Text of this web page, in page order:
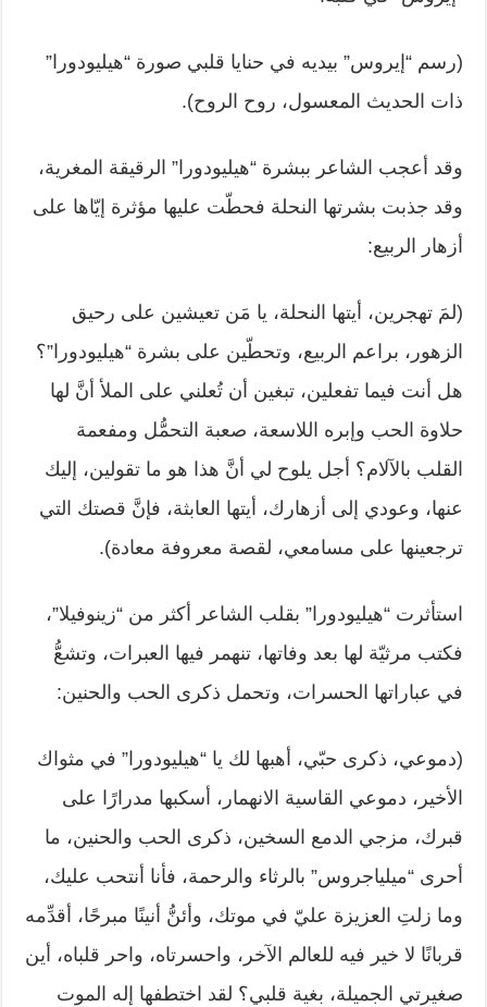
‏(رسم “إيروس” بيديه في حنايا قلبي صورة “هيليودورا”
ذات الحديث المعسول، روح ‏الروح).‏
وقد أعجب الشاعر ببشرة “هيليودورا” الرقيقة المغرية،
وقد جذبت بشرتها النحلة ‏فحطّت عليها مؤثرة إيّاها على
أزهار الربيع:‏
‏(لمَ تهجرين، أيتها النحلة، يا مَن تعيشين على رحيق
الزهور، براعم الربيع، وتحطّين ‏على بشرة “هيليودورا”؟
هل أنت فيما تفعلين، تبغين أن تُعلني على الملأ أنَّ لها
حلاوة ‏الحب وإبره اللاسعة، صعبة التحمُّل ومفعمة
القلب بالآلام؟ أجل يلوح لي أنَّ هذا هو ما ‏تقولين، إليك
عنها، وعودي إلى أزهارك، أيتها العابثة، فإنَّ قصتك التي
ترجعينها على ‏مسامعي، لقصة معروفة معادة).‏
استأثرت “هيليودورا” بقلب الشاعر أكثر من “زينوفيلا”،
فكتب مرثيّة لها بعد وفاتها، ‏تنهمر فيها العبرات، وتشعُّ
في عباراتها الحسرات، وتحمل ذكرى الحب والحنين:‏
‏(دموعي، ذكرى حبّي، أهبها لك يا “هيليودورا” في مثواك
الأخير، دموعي القاسية ‏الانهمار، أسكبها مدرارًا على
قبرك، مزجي الدمع السخين، ذكرى الحب والحنين، ما
‏أحرى “ميلياجروس” بالرثاء والرحمة، فأنا أنتحب عليك،
وما زلتِ العزيزة عليّ في ‏موتك، وأئنُّ أنينًا مبرحًا، أقدِّمه
قربانًا لا خير فيه للعالم الآخر، واحسرتاه، واحر قلباه، ‏أين
صغيرتي الجميلة، بغية قلبي؟ لقد اختطفها إله الموت